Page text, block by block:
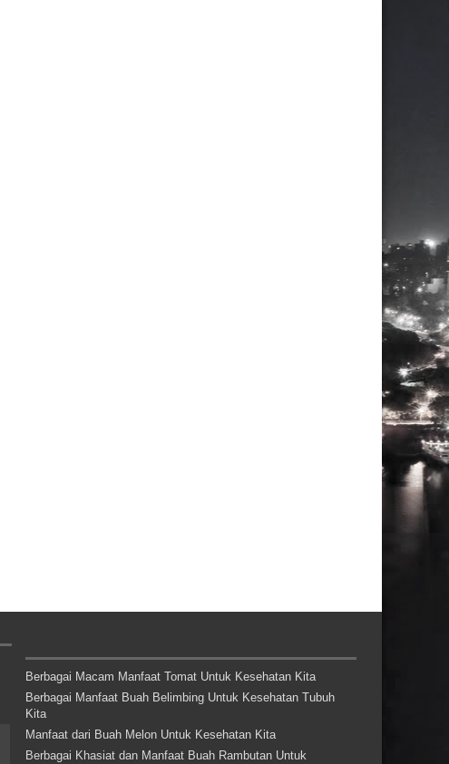
Berbagai Macam Manfaat Tomat Untuk Kesehatan Kita
Berbagai Manfaat Buah Belimbing Untuk Kesehatan Tubuh
Kita
Manfaat dari Buah Melon Untuk Kesehatan Kita
Berbagai Khasiat dan Manfaat Buah Rambutan Untuk